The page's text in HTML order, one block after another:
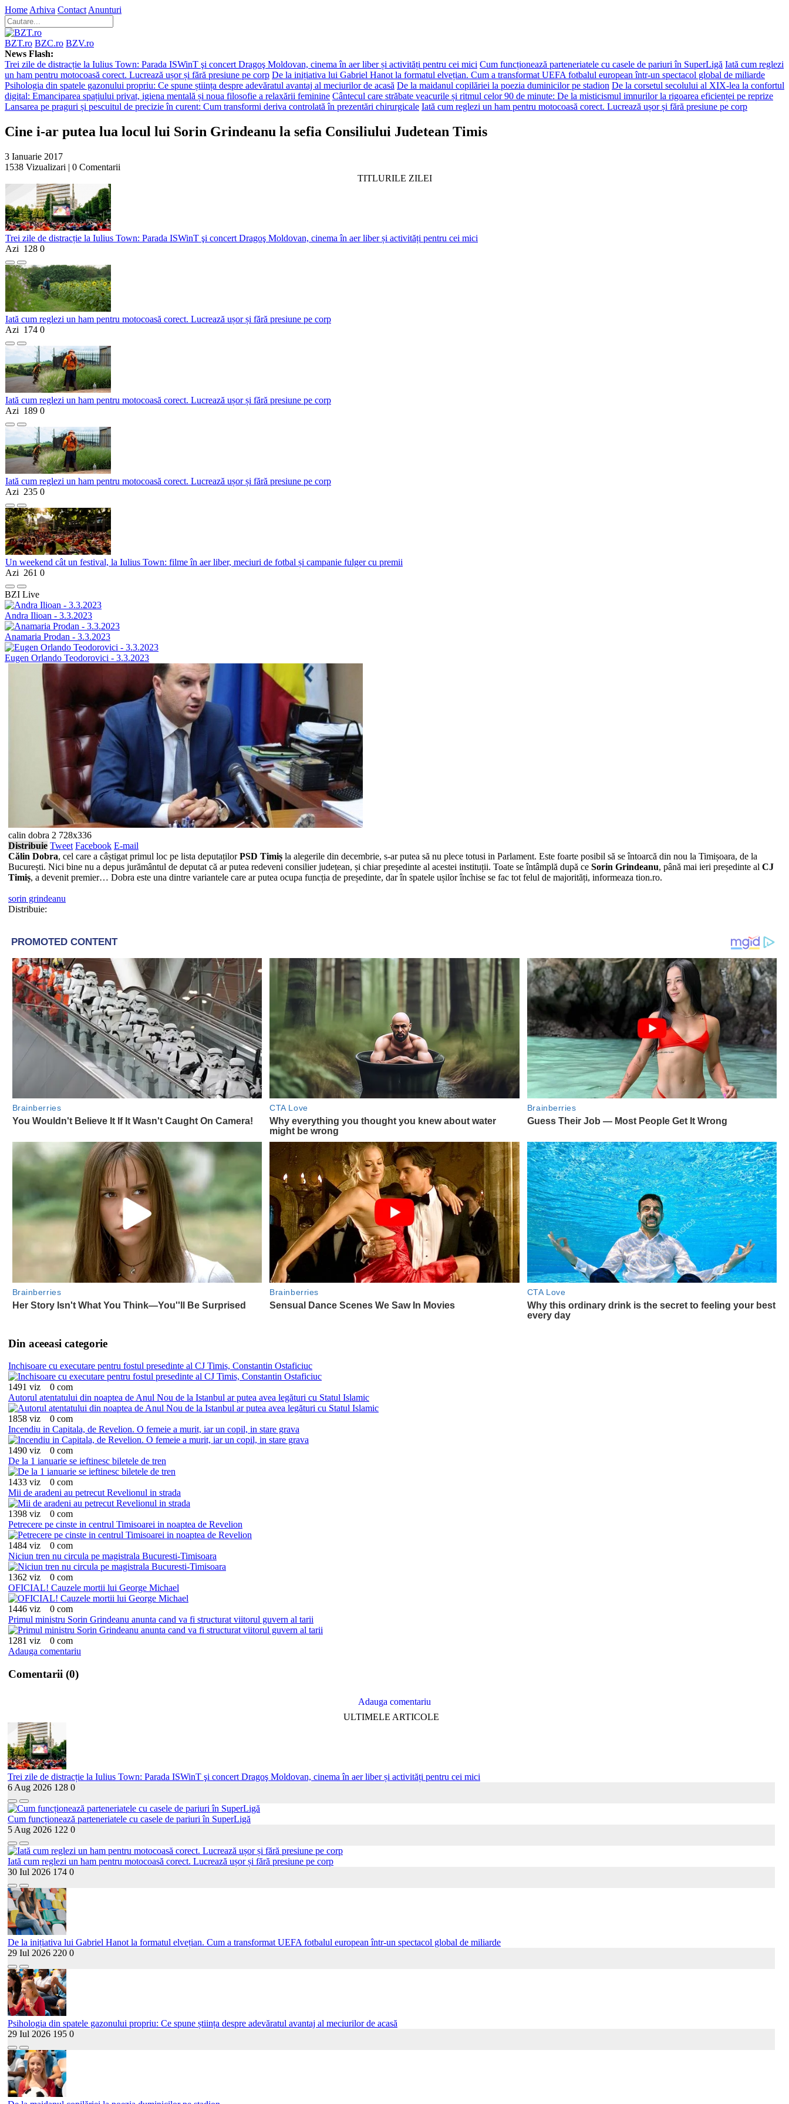
Home Arhiva Contact Anunturi
BZT.ro BZC.ro BZV.ro
News Flash:
Trei zile de distracție la Iulius Town: Parada ISWinT şi concert Dragoş Moldovan, cinema în aer liber și activități pentru cei mici Cum funcționează parteneriatele cu casele de pariuri în SuperLigă Iată cum reglezi
un ham pentru motocoasă corect. Lucrează ușor și fără presiune pe corp De la inițiativa lui Gabriel Hanot la formatul elvețian. Cum a transformat UEFA fotbalul european într-un spectacol global de miliarde
Psihologia din spatele gazonului propriu: Ce spune știința despre adevăratul avantaj al meciurilor de acasă De la maidanul copilăriei la poezia duminicilor pe stadion De la corsetul secolului al XIX-lea la confortul
digital: Emanciparea spațiului privat, igiena mentală și noua filosofie a relaxării feminine Cântecul care străbate veacurile și ritmul celor 90 de minute: De la misticismul imnurilor la rigoarea eficienței pe reprize
Lansarea pe praguri și pescuitul de precizie în curent: Cum transformi deriva controlată în prezentări chirurgicale Iată cum reglezi un ham pentru motocoasă corect. Lucrează ușor și fără presiune pe corp
Cine i-ar putea lua locul lui Sorin Grindeanu la sefia Consiliului Judetean Timis
3 Ianuarie 2017
1538 Vizualizari | 0 Comentarii
TITLURILE ZILEI
Trei zile de distracție la Iulius Town: Parada ISWinT şi concert Dragoş Moldovan, cinema în aer liber și activități pentru cei mici
Azi 128 0
Iată cum reglezi un ham pentru motocoasă corect. Lucrează ușor și fără presiune pe corp
Azi 174 0
Iată cum reglezi un ham pentru motocoasă corect. Lucrează ușor și fără presiune pe corp
Azi 189 0
Iată cum reglezi un ham pentru motocoasă corect. Lucrează ușor și fără presiune pe corp
Azi 235 0
Un weekend cât un festival, la Iulius Town: filme în aer liber, meciuri de fotbal și campanie fulger cu premii
Azi 261 0
BZI Live
Andra Ilioan - 3.3.2023
Anamaria Prodan - 3.3.2023
Eugen Orlando Teodorovici - 3.3.2023
calin dobra 2 728x336
Distribuie Tweet Facebook E-mail
Călin Dobra, cel care a câștigat primul loc pe lista deputațilorPSD Timiș la alegerile din decembrie, s-ar putea să nu plece totusi in Parlament. Este foarte posibil să se întoarcă din nou la Timișoara, de la
București. Nici bine nu a depus jurământul de deputat că ar putea redeveni consilier județean, și chiar președinte al acestei instituții. Toate se întâmplă după ce Sorin Grindeanu, până mai ieri președinte al CJ
Timiș, a devenit premier… Dobra este una dintre variantele care ar putea ocupa funcția de președinte, dar în spatele ușilor închise se fac tot felul de majorități, informeaza tion.ro.
sorin grindeanu
Distribuie:
Din aceeasi categorie
Inchisoare cu executare pentru fostul presedinte al CJ Timis, Constantin Ostaficiuc
1491 viz
0 com
Autorul atentatului din noaptea de Anul Nou de la Istanbul ar putea avea legături cu Statul Islamic
1858 viz
0 com
Incendiu in Capitala, de Revelion. O femeie a murit, iar un copil, in stare grava
1490 viz
0 com
De la 1 ianuarie se ieftinesc biletele de tren
1433 viz
0 com
Mii de aradeni au petrecut Revelionul in strada
1398 viz
0 com
Petrecere pe cinste in centrul Timisoarei in noaptea de Revelion
1484 viz
0 com
Niciun tren nu circula pe magistrala Bucuresti-Timisoara
1362 viz
0 com
OFICIAL! Cauzele mortii lui George Michael
1446 viz
0 com
Primul ministru Sorin Grindeanu anunta cand va fi structurat viitorul guvern al tarii
1281 viz
0 com
Adauga comentariu
Comentarii (0)
Adauga comentariu
ULTIMELE ARTICOLE
Trei zile de distracție la Iulius Town: Parada ISWinT şi concert Dragoş Moldovan, cinema în aer liber și activități pentru cei mici
6 Aug 2026 128 0
Cum funcționează parteneriatele cu casele de pariuri în SuperLigă
5 Aug 2026 122 0
Iată cum reglezi un ham pentru motocoasă corect. Lucrează ușor și fără presiune pe corp
30 Iul 2026 174 0
De la inițiativa lui Gabriel Hanot la formatul elvețian. Cum a transformat UEFA fotbalul european într-un spectacol global de miliarde
29 Iul 2026 220 0
Psihologia din spatele gazonului propriu: Ce spune știința despre adevăratul avantaj al meciurilor de acasă
29 Iul 2026 195 0